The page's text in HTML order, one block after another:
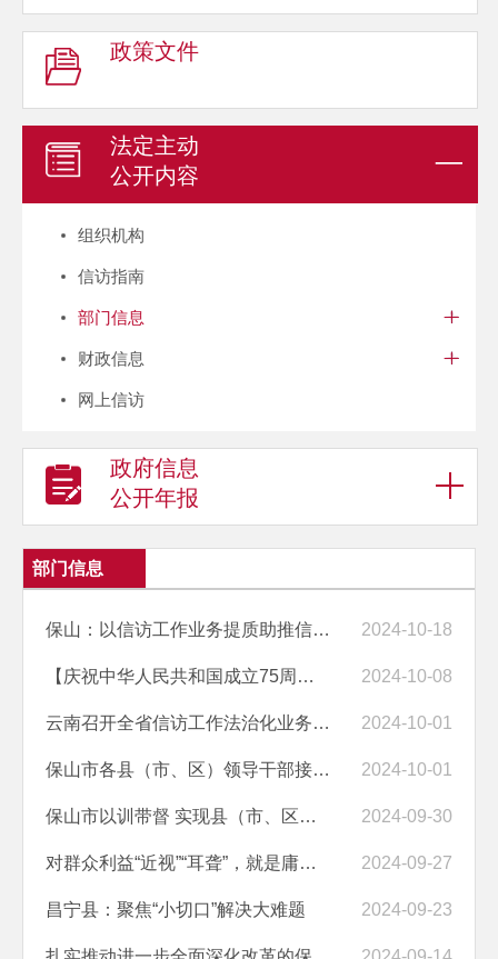
政策文件
法定主动
公开内容
组织机构
信访指南
部门信息
财政信息
网上信访
政府信息
公开年报
部门信息
保山：以信访工作业务提质助推信访工作法治化建设 2024-10-18
【庆祝中华人民共和国成立75周年】保山市信访局开展“讴歌祖国 续写新时... 2024-10-08
云南召开全省信访工作法治化业务培训会议 2024-10-01
保山市各县（市、区）领导干部接待群众来访日程安排（10月） 2024-10-01
保山市以训带督 实现县（市、区）信访工作法治化宣讲全覆盖 2024-09-30
对群众利益“近视”“耳聋”，就是庸懒无为 2024-09-27
昌宁县：聚焦“小切口”解决大难题 2024-09-23